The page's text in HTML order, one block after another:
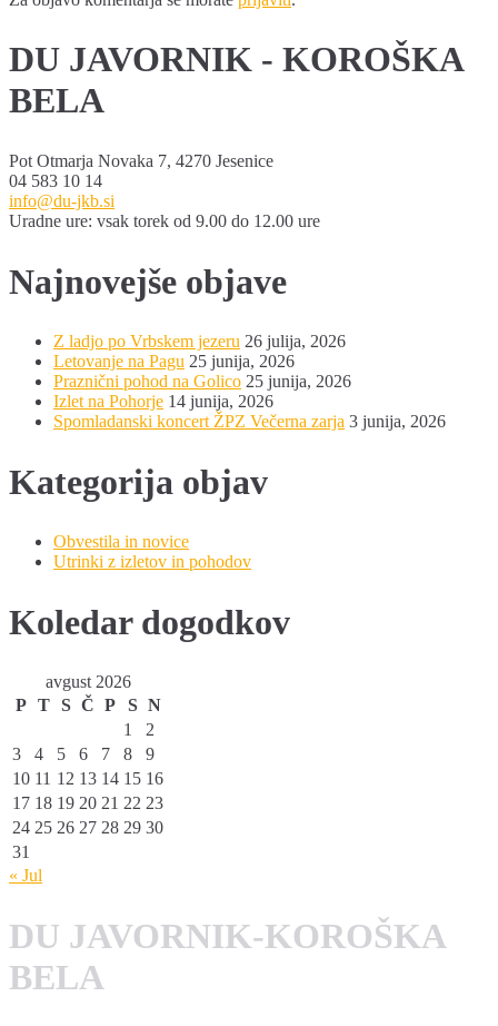
DU JAVORNIK - KOROŠKA
BELA
Pot Otmarja Novaka 7, 4270 Jesenice
04 583 10 14
info@du-jkb.si
Uradne ure: vsak torek od 9.00 do 12.00 ure
Najnovejše objave
Z ladjo po Vrbskem jezeru 26 julija, 2026
Letovanje na Pagu 25 junija, 2026
Praznični pohod na Golico 25 junija, 2026
Izlet na Pohorje 14 junija, 2026
Spomladanski koncert ŽPZ Večerna zarja 3 junija, 2026
Kategorija objav
Obvestila in novice
Utrinki z izletov in pohodov
Koledar dogodkov
avgust 2026
P T S Č P S N
1
2
3
4 5 6 7 8
9
10 11 12 13 14 15 16
17 18 19 20 21 22 23
24 25 26 27 28 29 30
31
« Jul
DU JAVORNIK-KOROŠKA
BELA